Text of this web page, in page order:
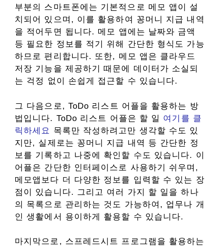
부분의 스마트폰에는 기본적으로 메모 앱이 설
치되어 있으며, 이를 활용하여 꽁머니 지급 내역
을 적어두면 됩니다. 메모 앱에는 날짜와 금액
등 필요한 정보를 적기 위해 간단한 형식도 가능
하므로 편리합니다. 또한, 메모 앱은 클라우드
저장 기능을 제공하기 때문에 데이터가 소실되
는 걱정 없이 손쉽게 접근할 수 있습니다.
그 다음으로, ToDo 리스트 어플을 활용하는 방
법입니다. ToDo 리스트 어플은 할 일 여기를 클
릭하세요 목록만 작성하려고만 생각할 수도 있
지만, 실제로는 꽁머니 지급 내역 등 간단한 정
보를 기록하고 나중에 확인할 수도 있습니다. 이
어플은 간단한 인터페이스로 사용하기 쉬우며,
메모앱보다 더 다양한 정보를 입력할 수 있는 장
점이 있습니다. 그리고 여러 가지 할 일을 하나
의 목록으로 관리하는 것도 가능하여, 업무나 개
인 생활에서 용이하게 활용할 수 있습니다.
마지막으로, 스프레드시트 프로그램을 활용하는